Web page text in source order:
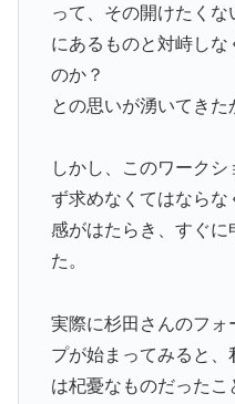
って、その開けたく
にあるものと対峙し
のか？
との思いが湧いてきた
しかし、このワーク
ず求めなくてはならな
感がはたらき、すぐに
た。
実際に杉田さんのフォ
プが始まってみると
は杞憂なものだったこ